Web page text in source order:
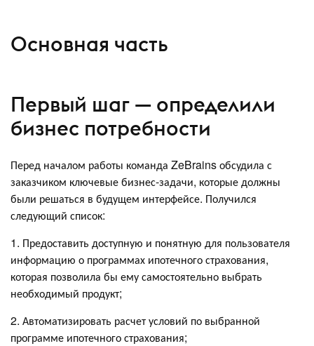
Основная часть
Первый шаг — определили
бизнес потребности
Перед началом работы команда ZeBrains обсудила с
заказчиком ключевые бизнес-задачи, которые должны
были решаться в будущем интерфейсе. Получился
следующий список:
1. Предоставить доступную и понятную для пользователя
информацию о программах ипотечного страхования,
которая позволила бы ему самостоятельно выбрать
необходимый продукт;
2. Автоматизировать расчет условий по выбранной
программе ипотечного страхования;